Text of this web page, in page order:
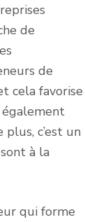
de
de
cela favorise
également
c’est un
à la
qui forme